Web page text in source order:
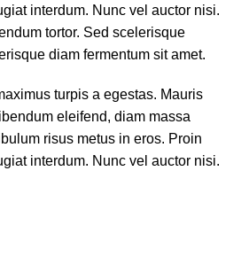
interdum. Nunc vel auctor nisi.
tortor. Sed scelerisque
diam fermentum sit amet.
turpis a egestas. Mauris
eleifend, diam massa
risus metus in eros. Proin
interdum. Nunc vel auctor nisi.